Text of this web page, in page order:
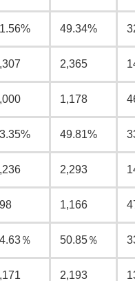
49.34%
2,365
1,178
49.81%
2,293
1,166
％ 50.85％
2,193